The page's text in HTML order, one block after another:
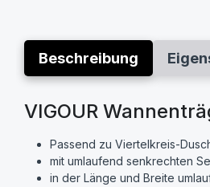
Beschreibung
VIGOUR
Passend zu Viertelkreis-
mit umlaufend senkrechten
in der Länge und Breite